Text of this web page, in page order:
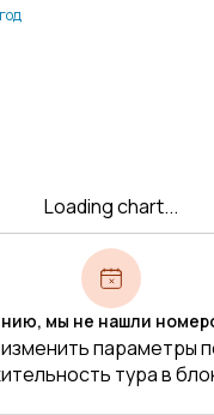
Loading chart...
мы не нашли
параметры
тура в